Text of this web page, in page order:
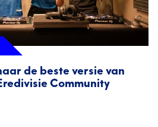
de beste versie van
Community